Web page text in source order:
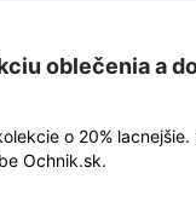
oblečenia a
o 20% lacnejšie.
Ochnik.sk.